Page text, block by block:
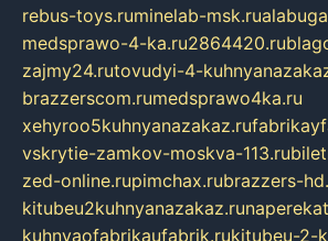
rebus-toys.ruminelab-msk.ru
medsprawo-4-ka.ru2864420.ru
zajmy24.rutovudyi-4-
brazzerscom.rumedsprawo4ka.ru
xehyroo5kuhnyanazakaz.ru
vskrytie-zamkov-moskva-113.ru
zed-online.rupimchax.rubrazzers-
kitubeu2kuhnyanazakaz.ru
kuhnyaofabrikaufabrik.rukitubeu-2-